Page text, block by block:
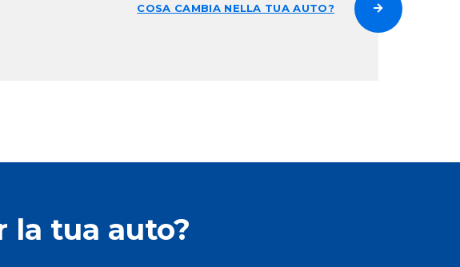
COSA CAMBIA NELLA TUA AUTO?
la tua auto?